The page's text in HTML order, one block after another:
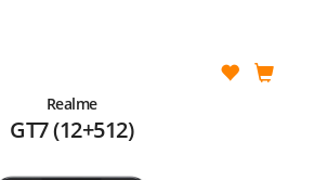
Realme
GT7 (12+512)